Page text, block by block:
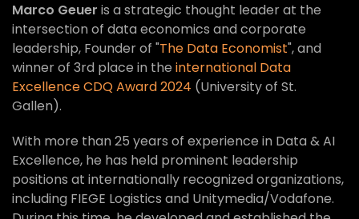
Marco Geuer is a strategic thought leader at the
intersection of data economics and corporate
leadership, Founder of "The Data Economist", and
winner of 3rd place in the international Data
Excellence CDQ Award 2024 (University of St.
Gallen).
With more than 25 years of experience in Data & AI
Excellence, he has held prominent leadership
positions at internationally recognized organizations,
including FIEGE Logistics and Unitymedia/Vodafone.